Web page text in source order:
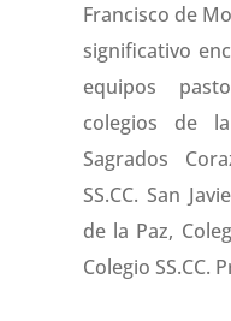
Francisco de
significativo
equipos
colegios de
Sagrados
SS.CC. San
de la Paz,
Colegio SS.CC.